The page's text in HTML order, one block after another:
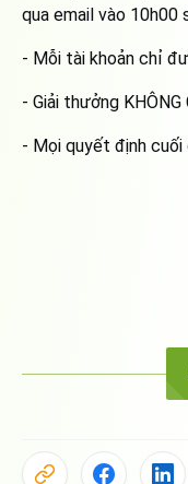
qua email vào 10h00
- Mỗi tài khoản chỉ
- Giải thưởng
- Mọi quyết định